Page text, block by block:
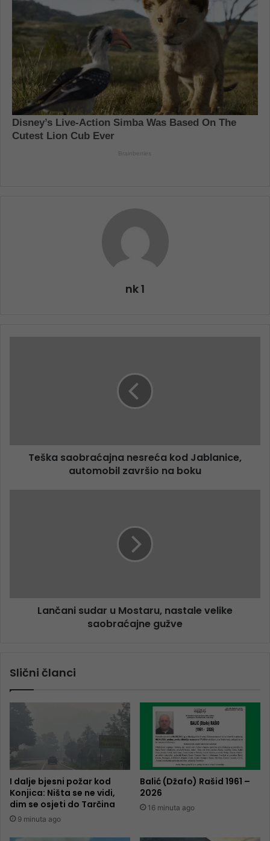
nk 1
Teška saobraćajna nesreća kod Jablanice,
automobil završio na boku
Lančani sudar u Mostaru, nastale velike
saobraćajne gužve
Slični članci
I dalje bjesni požar kod
Konjica: Ništa se ne vidi,
dim se osjeti do Tarčina
9 minuta ago
Balić (Džafo) Rašid 1961 –
2026
16 minuta ago